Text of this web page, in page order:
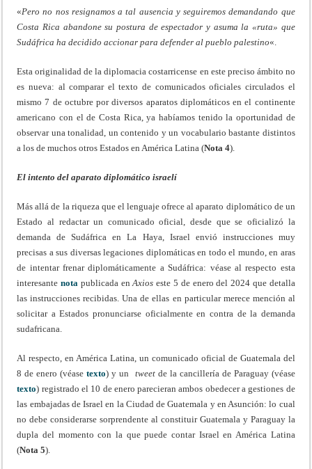
«Pero no nos resignamos a tal ausencia y seguiremos demandando que
Costa Rica abandone su postura de espectador y asuma la «ruta» que
Sudáfrica ha decidido accionar para defender al pueblo palestino«.
Esta originalidad de la diplomacia costarricense en este preciso ámbito no
es nueva: al comparar el texto de comunicados oficiales circulados el
mismo 7 de octubre por diversos aparatos diplomáticos en el continente
americano con el de Costa Rica, ya habíamos tenido la oportunidad de
observar una tonalidad, un contenido y un vocabulario bastante distintos
a los de muchos otros Estados en América Latina (Nota 4).
El intento del aparato diplomático israelí
Más allá de la riqueza que el lenguaje ofrece al aparato diplomático de un
Estado al redactar un comunicado oficial, desde que se oficializó la
demanda de Sudáfrica en La Haya, Israel envió instrucciones muy
precisas a sus diversas legaciones diplomáticas en todo el mundo, en aras
de intentar frenar diplomáticamente a Sudáfrica: véase al respecto esta
interesantenota publicada enAxios este 5 de enero del 2024 que detalla
las instrucciones recibidas. Una de ellas en particular merece mención al
solicitar a Estados pronunciarse oficialmente en contra de la demanda
sudafricana.
Al respecto, en América Latina, un comunicado oficial de Guatemala del
8 de enero (véasetexto) y un tweetde la cancillería de Paraguay (véase
texto) registrado el 10 de enero parecieran ambos obedecer a gestiones de
las embajadas de Israel en la Ciudad de Guatemala y en Asunción: lo cual
no debe considerarse sorprendente al constituir Guatemala y Paraguay la
dupla del momento con la que puede contar Israel en América Latina
(Nota 5).